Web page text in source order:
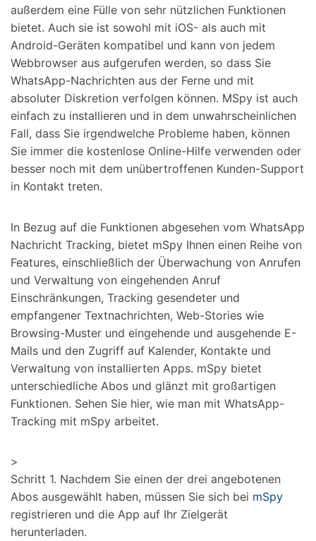
außerdem eine Fülle von sehr nützlichen Funktionen
bietet. Auch sie ist sowohl mit iOS- als auch mit
Android-Geräten kompatibel und kann von jedem
Webbrowser aus aufgerufen werden, so dass Sie
WhatsApp-Nachrichten aus der Ferne und mit
absoluter Diskretion verfolgen können. MSpy ist auch
einfach zu installieren und in dem unwahrscheinlichen
Fall, dass Sie irgendwelche Probleme haben, können
Sie immer die kostenlose Online-Hilfe verwenden oder
besser noch mit dem unübertroffenen Kunden-Support
in Kontakt treten.
In Bezug auf die Funktionen abgesehen vom WhatsApp
Nachricht Tracking, bietet mSpy Ihnen einen Reihe von
Features, einschließlich der Überwachung von Anrufen
und Verwaltung von eingehenden Anruf
Einschränkungen, Tracking gesendeter und
empfangener Textnachrichten, Web-Stories wie
Browsing-Muster und eingehende und ausgehende E-
Mails und den Zugriff auf Kalender, Kontakte und
Verwaltung von installierten Apps. mSpy bietet
unterschiedliche Abos und glänzt mit großartigen
Funktionen. Sehen Sie hier, wie man mit WhatsApp-
Tracking mit mSpy arbeitet.
>
Schritt 1. Nachdem Sie einen der drei angebotenen
Abos ausgewählt haben, müssen Sie sich bei mSpy
registrieren und die App auf Ihr Zielgerät
herunterladen.